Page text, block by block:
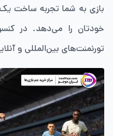
بازی به شما تجربه ساخت
خودتان را می‌دهد. در
تورنمنت‌های بین‌المللی و